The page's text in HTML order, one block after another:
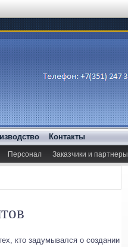
Контакты
Персонал Заказчики и партнеры
кто задумывался о создании